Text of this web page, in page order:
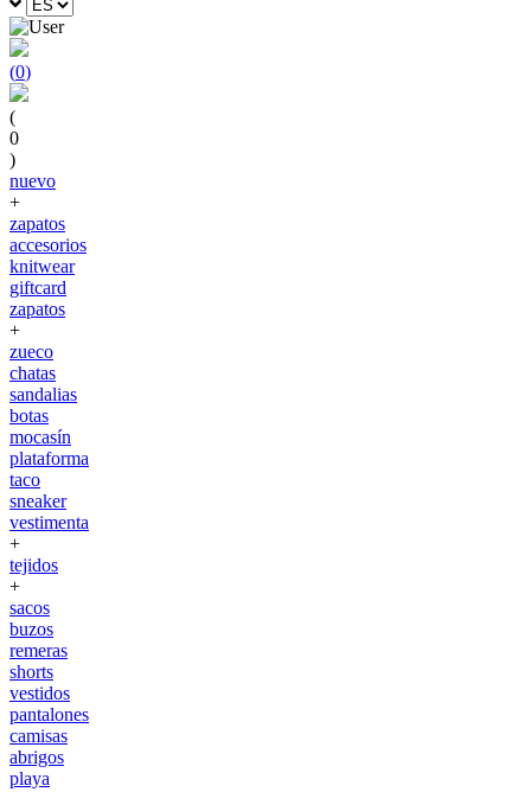
(0)
(
0
)
nuevo
+
zapatos
accesorios
knitwear
giftcard
zapatos
+
zueco
chatas
sandalias
botas
mocasín
plataforma
taco
sneaker
vestimenta
+
tejidos
+
sacos
buzos
remeras
shorts
vestidos
pantalones
camisas
abrigos
playa